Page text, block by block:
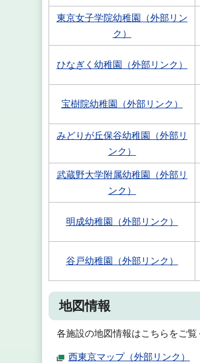
東京女子学院幼稚園（外部リン
ク）
ひなぎく幼稚園（外部リンク）
宝樹院幼稚園（外部リンク）
みどりが丘保谷幼稚園（外部リ
ンク）
武蔵野大学附属幼稚園（外部リ
ンク）
明成幼稚園（外部リンク）
谷戸幼稚園（外部リンク）
地図情報
各施設の地図情報はこちらをご覧
西東京マップ（外部リンク）